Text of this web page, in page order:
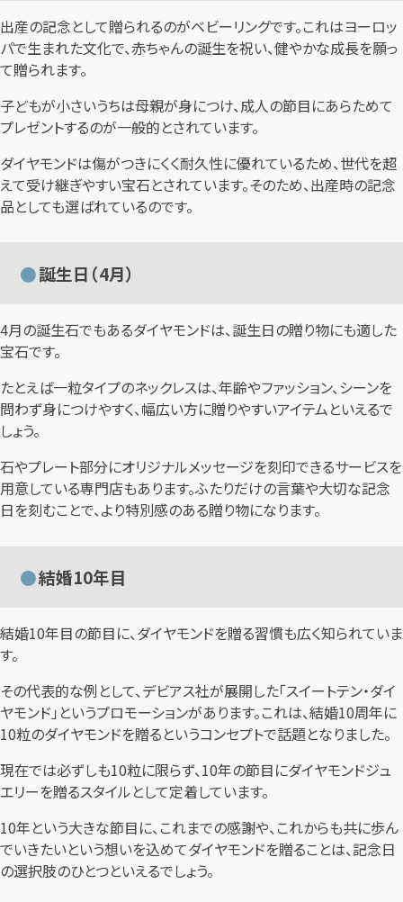
出産の記念として贈られるのがベビーリングです。これはヨーロッ
パで生まれた文化で、赤ちゃんの誕生を祝い、健やかな成長を願っ
て贈られます。
子どもが小さいうちは母親が身につけ、成人の節目にあらためて
プレゼントするのが一般的とされています。
ダイヤモンドは傷がつきにくく耐久性に優れているため、世代を超
えて受け継ぎやすい宝石とされています。そのため、出産時の記念
品としても選ばれているのです。
誕生日（4月）
4月の誕生石でもあるダイヤモンドは、誕生日の贈り物にも適した
宝石です。
たとえば一粒タイプのネックレスは、年齢やファッション、シーンを
問わず身につけやすく、幅広い方に贈りやすいアイテムといえるで
しょう。
石やプレート部分にオリジナルメッセージを刻印できるサービスを
用意している専門店もあります。ふたりだけの言葉や大切な記念
日を刻むことで、より特別感のある贈り物になります。
結婚10年目
結婚10年目の節目に、ダイヤモンドを贈る習慣も広く知られていま
す。
その代表的な例として、デビアス社が展開した「スイートテン・ダイ
ヤモンド」というプロモーションがあります。これは、結婚10周年に
10粒のダイヤモンドを贈るというコンセプトで話題となりました。
現在では必ずしも10粒に限らず、10年の節目にダイヤモンドジュ
エリーを贈るスタイルとして定着しています。
10年という大きな節目に、これまでの感謝や、これからも共に歩ん
でいきたいという想いを込めてダイヤモンドを贈ることは、記念日
の選択肢のひとつといえるでしょう。